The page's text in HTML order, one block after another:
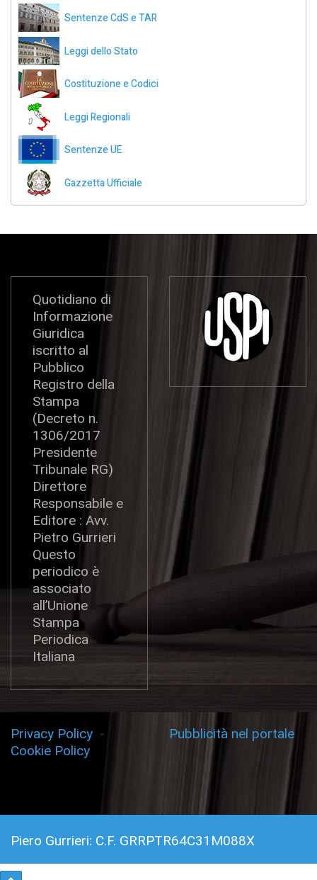
Sentenze CdS e TAR
Leggi dello Stato
Costituzione e Codici
Leggi Regionali
Sentenze UE
Gazzetta Ufficiale
Quotidiano di
Informazione
Giuridica
iscritto al
Pubblico
Registro della
Stampa
(Decreto n.
1306/2017
Presidente
Tribunale RG)
Direttore
Responsabile e
Editore : Avv.
Pietro Gurrieri
Questo
periodico è
associato
all’Unione
Stampa
Periodica
Italiana
Privacy Policy -
Cookie Policy
Pubblicità nel portale
Piero Gurrieri: C.F. GRRPTR64C31M088X